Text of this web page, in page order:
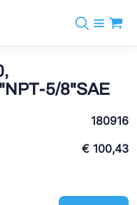
5/8"SAE
180916
€ 100,43